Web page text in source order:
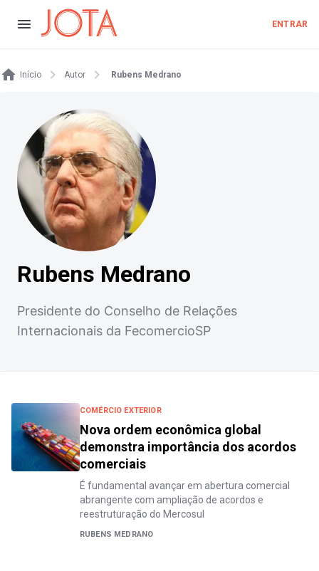
ENTRAR
Início Autor Rubens Medrano
Rubens Medrano
Presidente do Conselho de Relações
Internacionais da FecomercioSP
COMÉRCIO EXTERIOR
Nova ordem econômica global
demonstra importância dos acordos
comerciais
É fundamental avançar em abertura comercial
abrangente com ampliação de acordos e
reestruturação do Mercosul
RUBENS MEDRANO